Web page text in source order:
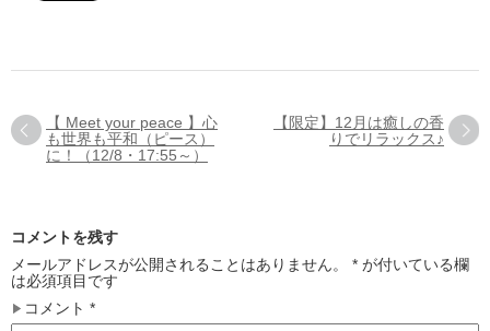
【 Meet your peace 】心
も世界も平和（ピース）
に！（12/8・17:55～）
【限定】12月は癒しの香
りでリラックス♪
コメントを残す
メールアドレスが公開されることはありません。
* が付いている欄
は必須項目です
コメント *